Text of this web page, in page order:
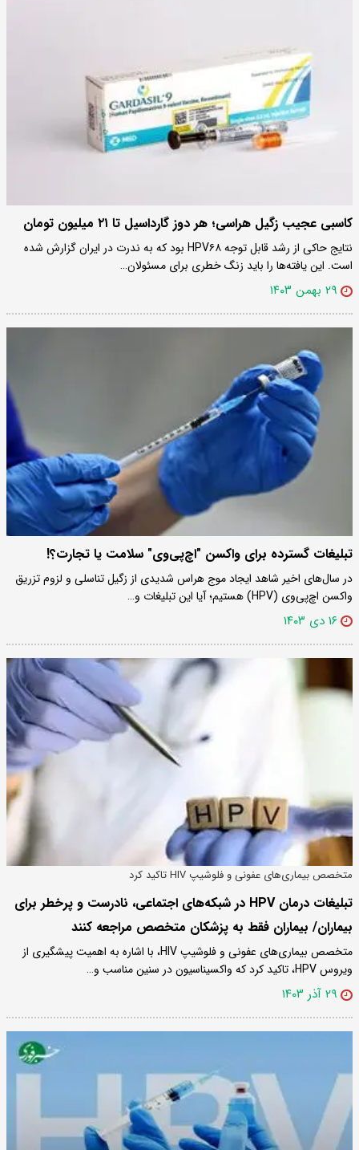
کاسبی عجیب زگیل هراسی؛ هر دوز گارداسیل تا ۲۱ میلیون تومان
نتایج حاکی از رشد قابل توجه HPV۶۸ بود که به ندرت در ایران گزارش شده
است. این یافته‌ها را باید زنگ خطری برای مسئولان…
۲۹ بهمن ۱۴۰۳
تبلیغات گسترده برای واکسن "اچ‌پی‌وی" سلامت یا تجارت؟!
در سال‌های اخیر شاهد ایجاد موج هراس شدیدی از زگیل تناسلی و لزوم تزریق
واکسن اچ‌پی‌وی (HPV) هستیم؛ آیا این تبلیغات و…
۱۶ دی ۱۴۰۳
متخصص بیماری‌های عفونی و فلوشیپ HIV تاکید کرد
تبلیغات درمان HPV در شبکه‌های اجتماعی، نادرست و پرخطر برای
بیماران/ بیماران فقط به پزشکان متخصص مراجعه کنند
​متخصص بیماری‌های عفونی و فلوشیپ HIV، با اشاره به اهمیت پیشگیری از
ویروس HPV، تاکید کرد که واکسیناسیون در سنین مناسب و…
۲۹ آذر ۱۴۰۳